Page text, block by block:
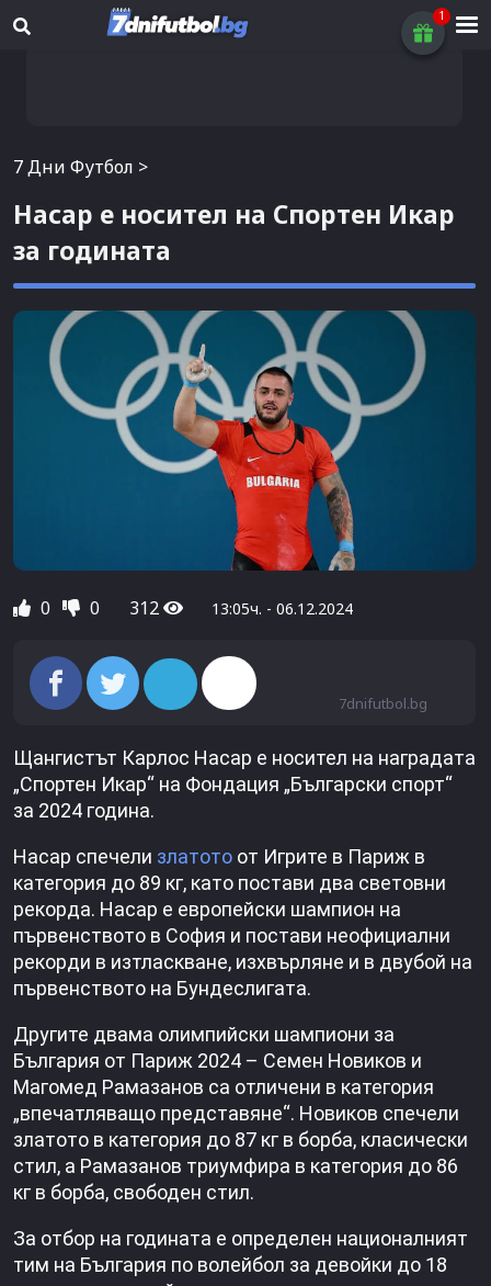
7 Дни Футбол >
Насар е носител на Спортен Икар
за годината
0 0 312 13:05ч. - 06.12.2024
7dnifutbol.bg
Щангистът Карлос Насар е носител на наградата
„Спортен Икар“ на Фондация „Български спорт“
за 2024 година.
Насар спечели златото от Игрите в Париж в
категория до 89 кг, като постави два световни
рекорда. Насар е европейски шампион на
първенството в София и постави неофициални
рекорди в изтласкване, изхвърляне и в двубой на
първенството на Бундеслигата.
Другите двама олимпийски шампиони за
България от Париж 2024 – Семен Новиков и
Магомед Рамазанов са отличени в категория
„впечатляващо представяне“. Новиков спечели
златото в категория до 87 кг в борба, класически
стил, а Рамазанов триумфира в категория до 86
кг в борба, свободен стил.
За отбор на годината е определен националният
тим на България по волейбол за девойки до 18